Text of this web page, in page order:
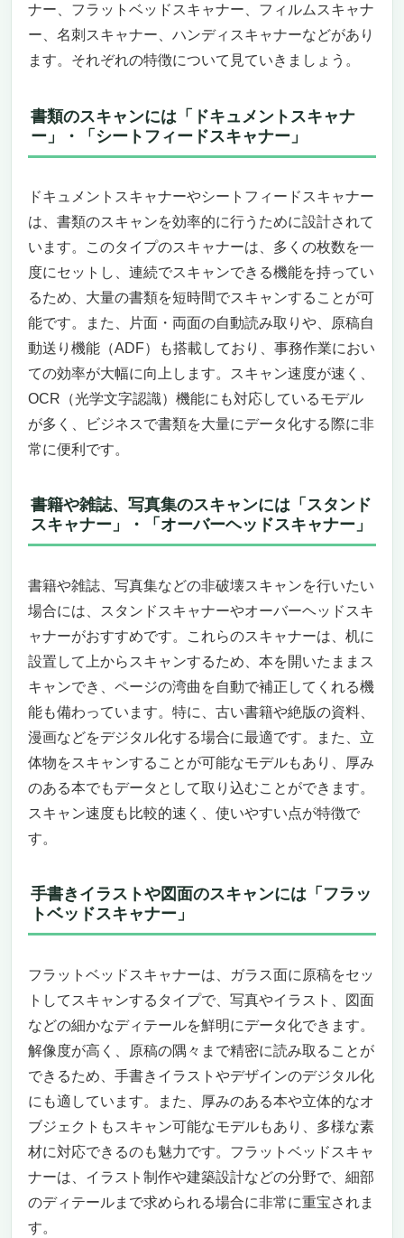
ナー、フラットベッドスキャナー、フィルムスキャナ
ー、名刺スキャナー、ハンディスキャナーなどがあり
ます。それぞれの特徴について見ていきましょう。
書類のスキャンには「ドキュメントスキャナ
ー」・「シートフィードスキャナー」
ドキュメントスキャナーやシートフィードスキャナー
は、書類のスキャンを効率的に行うために設計されて
います。このタイプのスキャナーは、多くの枚数を一
度にセットし、連続でスキャンできる機能を持ってい
るため、大量の書類を短時間でスキャンすることが可
能です。また、片面・両面の自動読み取りや、原稿自
動送り機能（ADF）も搭載しており、事務作業におい
ての効率が大幅に向上します。スキャン速度が速く、
OCR（光学文字認識）機能にも対応しているモデル
が多く、ビジネスで書類を大量にデータ化する際に非
常に便利です。
書籍や雑誌、写真集のスキャンには「スタンド
スキャナー」・「オーバーヘッドスキャナー」
書籍や雑誌、写真集などの非破壊スキャンを行いたい
場合には、スタンドスキャナーやオーバーヘッドスキ
ャナーがおすすめです。これらのスキャナーは、机に
設置して上からスキャンするため、本を開いたままス
キャンでき、ページの湾曲を自動で補正してくれる機
能も備わっています。特に、古い書籍や絶版の資料、
漫画などをデジタル化する場合に最適です。また、立
体物をスキャンすることが可能なモデルもあり、厚み
のある本でもデータとして取り込むことができます。
スキャン速度も比較的速く、使いやすい点が特徴で
す。
手書きイラストや図面のスキャンには「フラッ
トベッドスキャナー」
フラットベッドスキャナーは、ガラス面に原稿をセッ
トしてスキャンするタイプで、写真やイラスト、図面
などの細かなディテールを鮮明にデータ化できます。
解像度が高く、原稿の隅々まで精密に読み取ることが
できるため、手書きイラストやデザインのデジタル化
にも適しています。また、厚みのある本や立体的なオ
ブジェクトもスキャン可能なモデルもあり、多様な素
材に対応できるのも魅力です。フラットベッドスキャ
ナーは、イラスト制作や建築設計などの分野で、細部
のディテールまで求められる場合に非常に重宝されま
す。